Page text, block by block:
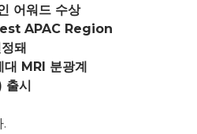
어워드 수상
APAC Region
돼
MRI 분광계
시